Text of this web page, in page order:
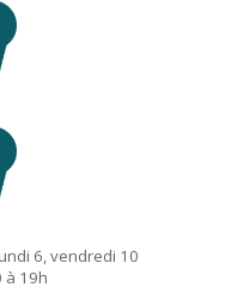
6, vendredi 10
à 19h